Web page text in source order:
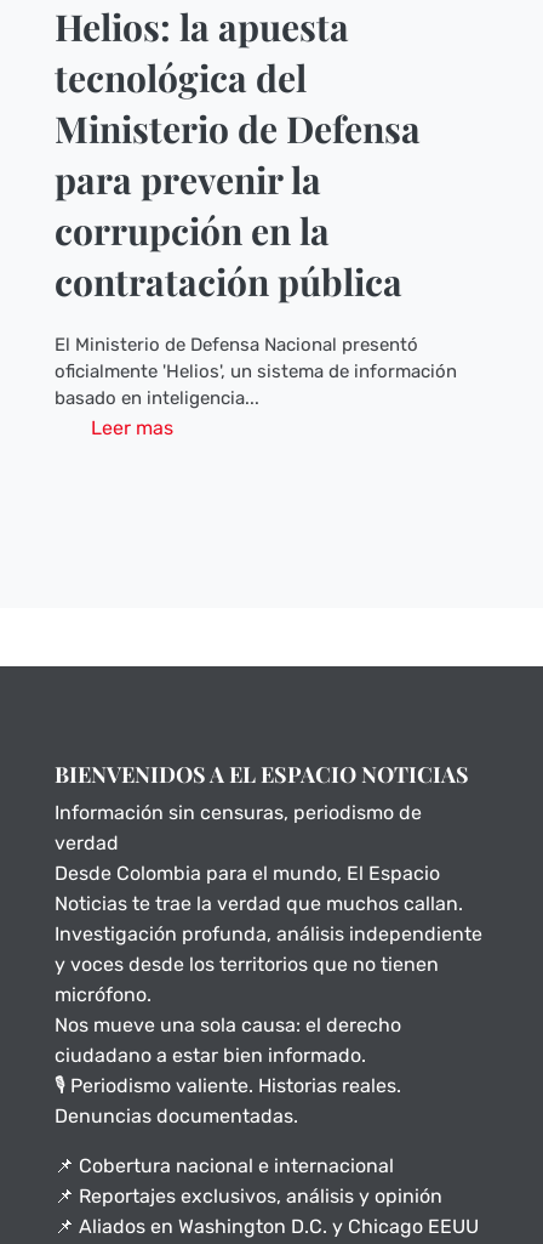
Helios: la apuesta
tecnológica del
Ministerio de Defensa
para prevenir la
corrupción en la
contratación pública
El Ministerio de Defensa Nacional presentó
oficialmente 'Helios', un sistema de información
basado en inteligencia...
Leer mas
BIENVENIDOS A EL ESPACIO NOTICIAS
Información sin censuras, periodismo de
verdad
Desde Colombia para el mundo, El Espacio
Noticias te trae la verdad que muchos callan.
Investigación profunda, análisis independiente
y voces desde los territorios que no tienen
micrófono.
Nos mueve una sola causa: el derecho
ciudadano a estar bien informado.
🎙️ Periodismo valiente. Historias reales.
Denuncias documentadas.
📌 Cobertura nacional e internacional
📌 Reportajes exclusivos, análisis y opinión
📌 Aliados en Washington D.C. y Chicago EEUU